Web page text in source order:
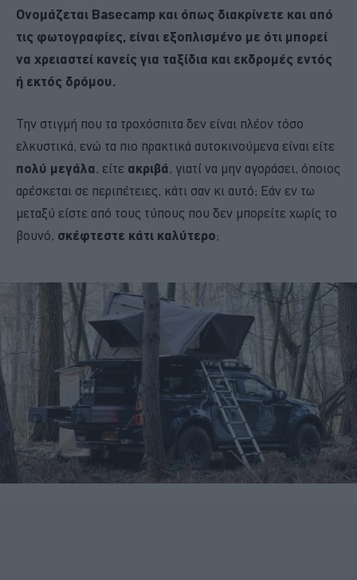
Ονομάζεται Basecamp και όπως διακρίνετε και από
τις φωτογραφίες, είναι εξοπλισμένο με ότι μπορεί
να χρειαστεί κανείς για ταξίδια και εκδρομές εντός
ή εκτός δρόμου.
Την στιγμή που τα τροχόσπιτα δεν είναι πλέον τόσο
ελκυστικά, ενώ τα πιο πρακτικά αυτοκινούμενα είναι είτε
πολύ μεγάλα, είτε ακριβά, γιατί να μην αγοράσει, όποιος
αρέσκεται σε περιπέτειες, κάτι σαν κι αυτό; Εάν εν τω
μεταξύ είστε από τους τύπους που δεν μπορείτε χωρίς το
βουνό, σκέφτεστε κάτι καλύτερο;